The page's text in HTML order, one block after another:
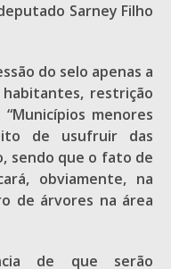
Sarney Filho
do selo apenas a
restrição
menores
de usufruir das
sendo que o fato de
obviamente, na
de árvores na área
de que serão